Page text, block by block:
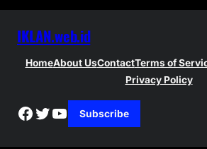
IKLAN.web.id
HomeAbout UsContactTerms of
Privacy Policy
Facebook
Twitter
YouTube
Subscribe